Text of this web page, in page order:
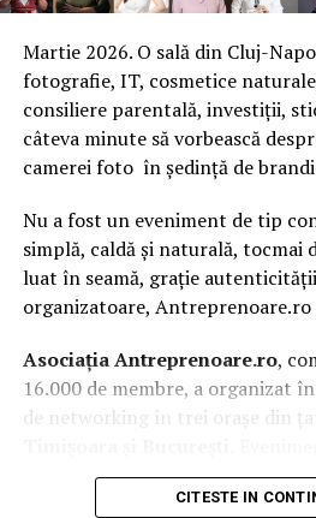
Martie 2026. O sală din Cluj-
fotografie, IT, cosmetice
consiliere parentală, investiții,
câteva minute să vorbească
camerei foto în ședință de
Nu a fost un eveniment de tip
simplă, caldă și naturală, tocmai
luat în seamă, grație
organizatoare, Antreprenoare.ro
Asociația Antreprenoare.ro,
16.000 de membre, a organizat
de networking în trei orașe din
campania națională„Aleg
inițiativă care combină sesiuni
CITESTE IN